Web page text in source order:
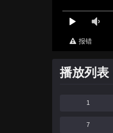
报错
播放列表
1
7